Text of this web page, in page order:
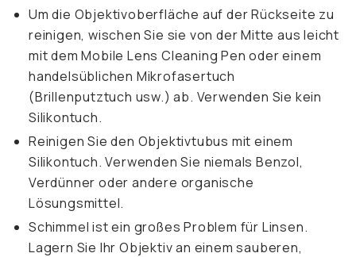
Um die Objektivoberfläche auf der Rückseite zu
reinigen, wischen Sie sie von der Mitte aus leicht
mit dem Mobile Lens Cleaning Pen oder einem
handelsüblichen Mikrofasertuch
(Brillenputztuch usw.) ab. Verwenden Sie kein
Silikontuch.
Reinigen Sie den Objektivtubus mit einem
Silikontuch. Verwenden Sie niemals Benzol,
Verdünner oder andere organische
Lösungsmittel.
Schimmel ist ein großes Problem für Linsen.
Lagern Sie Ihr Objektiv an einem sauberen,